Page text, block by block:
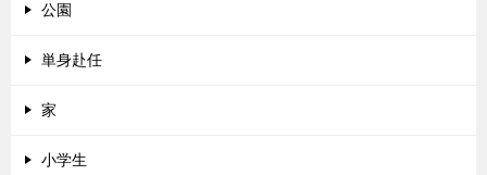
公園
単身赴任
家
小学生